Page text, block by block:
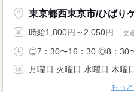
東京都西東京市/ひばり
時給1,800円～2,050円 交
◎7：30〜16：30 ◎8：30
月曜日 火曜日 水曜日 木曜
もっ